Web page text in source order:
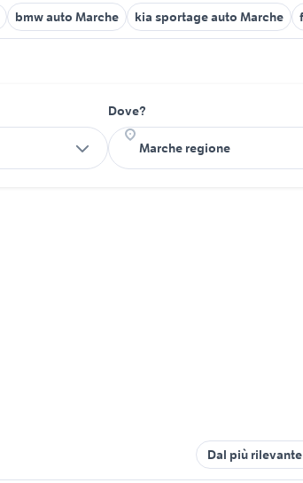
bmw auto Marche kia sportage auto Marche
Dove?
Dal più rilevante